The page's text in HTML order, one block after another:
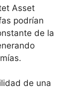
Asset
podrían
de la
de una